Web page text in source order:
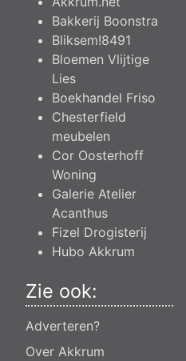
Bakkerij Boonstra
Bliksem!8491
Bloemen Vlijtige
Lies
Boekhandel Friso
Chesterfield
meubelen
Cor Oosterhoff
Woning
Galerie Atelier
Acanthus
Fizel Drogisterij
Hubo Akkrum
Zie ook:
Adverteren?
Over Akkrum